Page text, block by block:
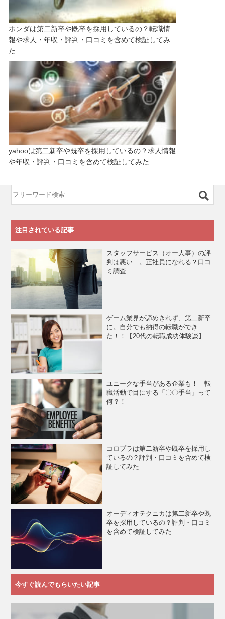
ホンダは第二新卒や既卒を採用しているの？転職情
報や求人・年収・評判・口コミを含めて検証してみ
た
yahooは第二新卒や既卒を採用しているの？求人情報
や年収・評判・口コミを含めて検証してみた
注目されている記事
スタッフサービス（オー人事）の評
判は悪い…。正社員になれる？口コ
ミ調査
ゲーム業界が諦めきれず、第二新卒
に。自分でも納得の転職ができ
た！！【20代の転職成功体験談】
ユニークな手当がある企業も！ 転
職活動で目にする「〇〇手当」って
何？！
コロプラは第二新卒や既卒を採用し
ているの？評判・口コミを含めて検
証してみた
オーディオテクニカは第二新卒や既
卒を採用しているの？評判・口コミ
を含めて検証してみた
今すぐ読んでもらいたい記事